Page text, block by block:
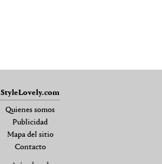
StyleLovely.com
Quienes somos
Publicidad
Mapa del sitio
Contacto